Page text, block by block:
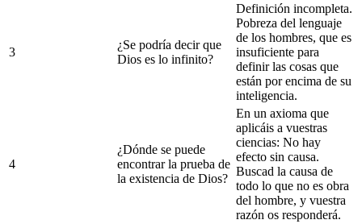
3
¿Se podría decir que
Dios es lo infinito?
Definición incompleta.
Pobreza del lenguaje
de los hombres, que es
insuficiente para
definir las cosas que
están por encima de su
inteligencia.
4
¿Dónde se puede
encontrar la prueba de
la existencia de Dios?
En un axioma que
aplicáis a vuestras
ciencias: No hay
efecto sin causa.
Buscad la causa de
todo lo que no es obra
del hombre, y vuestra
razón os responderá.